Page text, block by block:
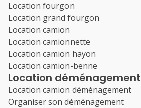
Location fourgon
Location grand fourgon
Location camion
Location camionnette
Location camion hayon
Location camion-benne
Location déménagement
Location camion déménagement
Organiser son déménagement